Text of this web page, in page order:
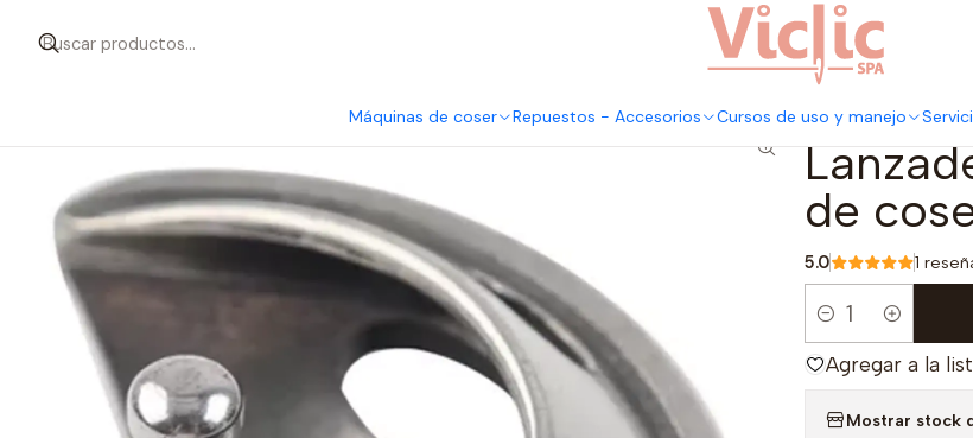
Máquinas de coser Repuestos - Accesorios Cursos de uso y manejo
Este es el texto del slide
Inicio
Repuestos - Accesorios Lanzadera metálica para máquina de coser
de
5.0 1
Cantidad
Agregar a la
Mostrar stock